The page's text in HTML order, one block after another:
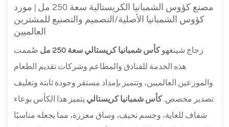
مصنع كؤوس الشمبانيا الكريستالية سعة 250 مل | مورد
كؤوس الشمبانيا الأصلية/التصميم والتصنيع للمشترين
العالميين
زجاج شينغهو كأس شمبانيا كريستالي سعة 250 مل
صُممت
هذه الخدمة للفنادق والمطاعم وشركات تقديم الطعام
والموزعين العالميين، وتتميز بإمداد مستقر وجودة ثابتة وتغليف
تصدير مخصص. كأس شمبانيا كريستالي يتميز هذا الكأس بوعاء
شفاف للغاية، وجسم نحيف، وساق معززة، مما يجعله مناسبًا